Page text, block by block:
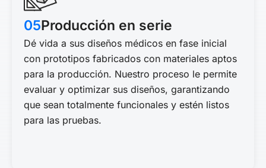
05Producción en serie
Dé vida a sus diseños médicos en fase inicial
con prototipos fabricados con materiales aptos
para la producción. Nuestro proceso le permite
evaluar y optimizar sus diseños, garantizando
que sean totalmente funcionales y estén listos
para las pruebas.